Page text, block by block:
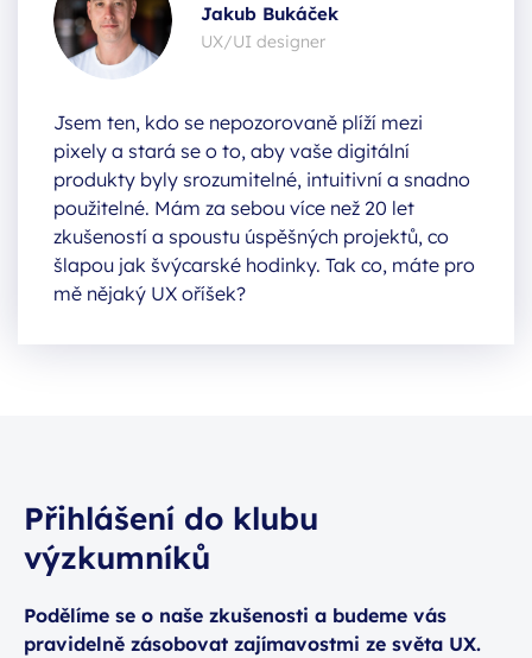
Jakub Bukáček
UX/UI designer
Jsem ten, kdo se nepozorovaně plíží mezi
pixely a stará se o to, aby vaše digitální
produkty byly srozumitelné, intuitivní a snadno
použitelné. Mám za sebou více než 20 let
zkušeností a spoustu úspěšných projektů, co
šlapou jak švýcarské hodinky. Tak co, máte pro
mě nějaký UX oříšek?
Přihlášení do klubu
výzkumníků
Podělíme se o naše zkušenosti a budeme vás
pravidelně zásobovat zajímavostmi ze světa UX.